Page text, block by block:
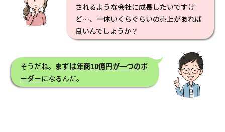
されるような会社に成長したいですけ
ど…、一体いくらぐらいの売上があれば
良いんでしょうか？
そうだね。 まずは年商10億円が一つのボ
ーダーになるんだ。